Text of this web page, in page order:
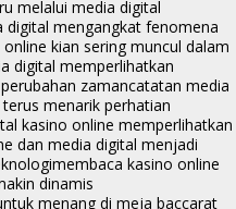
melalui media digital
digital mengangkat fenomena
kian sering muncul dalam
digital memperlihatkan
zamancatatan media
menarik perhatian
kasino online memperlihatkan
dan media digital menjadi
membaca kasino online
dinamis
menang di meja baccarat